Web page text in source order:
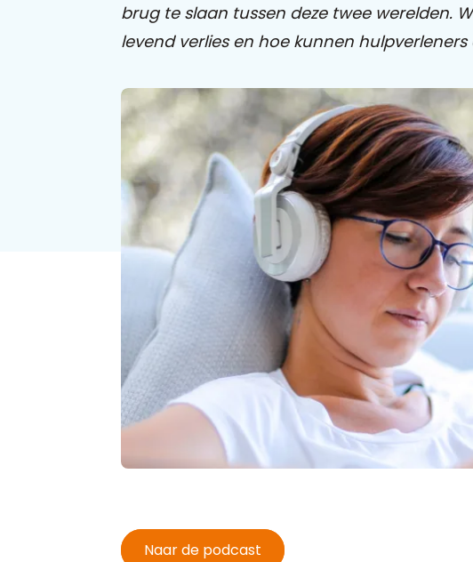
brug te slaan tussen deze twee werelden.
levend verlies en hoe kunnen
Naar de podcast